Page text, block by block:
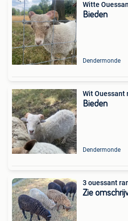
Witte
Bieden
Dendermonde
Wit Ouessant
Bieden
Dendermonde
3 ouessant
Zie